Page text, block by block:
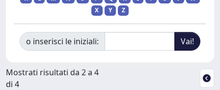
X
Y Z
o inserisci le iniziali:
Mostrati risultati da 2 a 4
di 4